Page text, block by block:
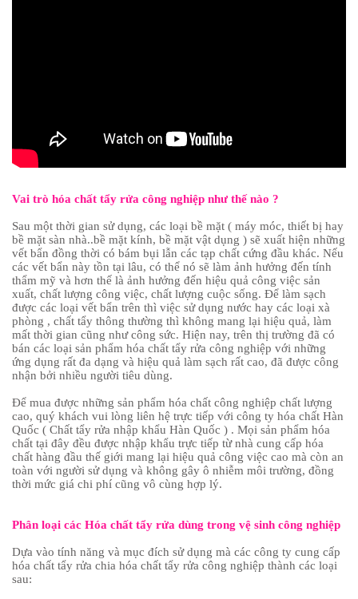
Vai trò hóa chất tẩy rửa công nghiệp như thế nào ?
Sau một thời gian sử dụng, các loại bề mặt ( máy móc, thiết bị hay
bề mặt sàn nhà..bề mặt kính, bề mặt vật dụng ) sẽ xuất hiện những
vết bẩn đồng thời có bám bụi lẫn các tạp chất cứng đầu khác. Nếu
các vết bẩn này tồn tại lâu, có thể nó sẽ làm ảnh hưởng đến tính
thẩm mỹ và hơn thế là ảnh hưởng đến hiệu quả công việc sản
xuất, chất lượng công việc, chất lượng cuộc sống. Để làm sạch
được các loại vết bẩn trên thì việc sử dụng nước hay các loại xà
phòng , chất tẩy thông thường thì không mang lại hiệu quả, làm
mất thời gian cũng như công sức. Hiện nay, trên thị trường đã có
bán các loại sản phẩm hóa chất tẩy rửa công nghiệp với những
ứng dụng rất đa dạng và hiệu quả làm sạch rất cao, đã được công
nhận bởi nhiều người tiêu dùng.
Để mua được những sản phẩm hóa chất công nghiệp chất lượng
cao, quý khách vui lòng liên hệ trực tiếp với công ty hóa chất Hàn
Quốc ( Chất tẩy rửa nhập khẩu Hàn Quốc ) . Mọi sản phẩm hóa
chất tại đây đều được nhập khẩu trực tiếp từ nhà cung cấp hóa
chất hàng đầu thế giới mang lại hiệu quả công việc cao mà còn an
toàn với người sử dụng và không gây ô nhiễm môi trường, đồng
thời mức giá chi phí cũng vô cùng hợp lý.
Phân loại các Hóa chất tẩy rửa dùng trong vệ sinh công nghiệp
Dựa vào tính năng và mục đích sử dụng mà các công ty cung cấp
hóa chất tẩy rửa chia hóa chất tẩy rửa công nghiệp thành các loại
sau: